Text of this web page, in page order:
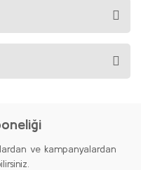
ve kampanyalardan